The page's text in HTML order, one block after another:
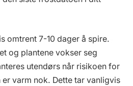
omtrent 7-10 dager å spire.
og plantene vokser seg
utendørs når risikoen for
varm nok. Dette tar vanligvis